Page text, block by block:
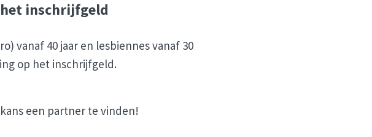
inschrijfgeld
vanaf 40 jaar en lesbiennes vanaf 30
op het inschrijfgeld.
een partner te vinden!